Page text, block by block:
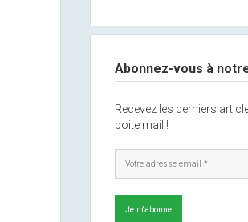
Abonnez-vous à
Recevez les derniers
boite mail !